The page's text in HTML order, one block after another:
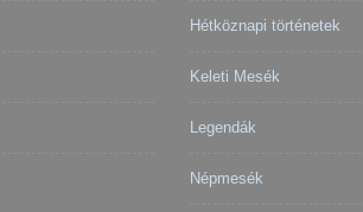
Hétköznapi történetek
Keleti Mesék
Legendák
Népmesék